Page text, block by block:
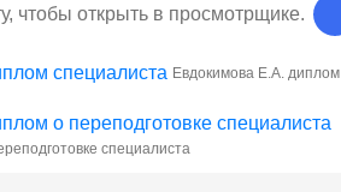
чтобы открыть в просмотрщике.
Евдокимова Е.А. диплом
специалиста